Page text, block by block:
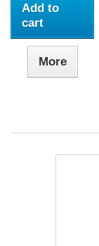
Add to
cart
More